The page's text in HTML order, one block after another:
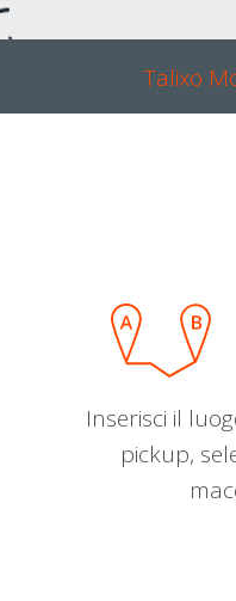
Talixo
Inserisci il
pickup,